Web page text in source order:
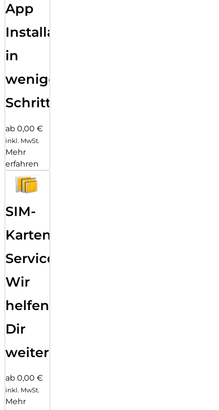
App
Installation
in
wenigen
Schritten
ab 0,00 €
inkl. MwSt.
Mehr
erfahren
SIM-
Karten
Service:
Wir
helfen
Dir
weiter
ab 0,00 €
inkl. MwSt.
Mehr